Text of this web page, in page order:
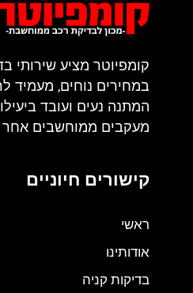
קומפיוטר מציע שירותי
במחירים נוחים, מעמיד
המתנה נעים ועובד
מעקבים ממוחשבים אחר
קישורים חיוניים
ראשי
אודותינו
בדיקות קניה